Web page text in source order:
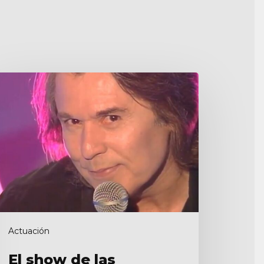
Actuación
El show de las